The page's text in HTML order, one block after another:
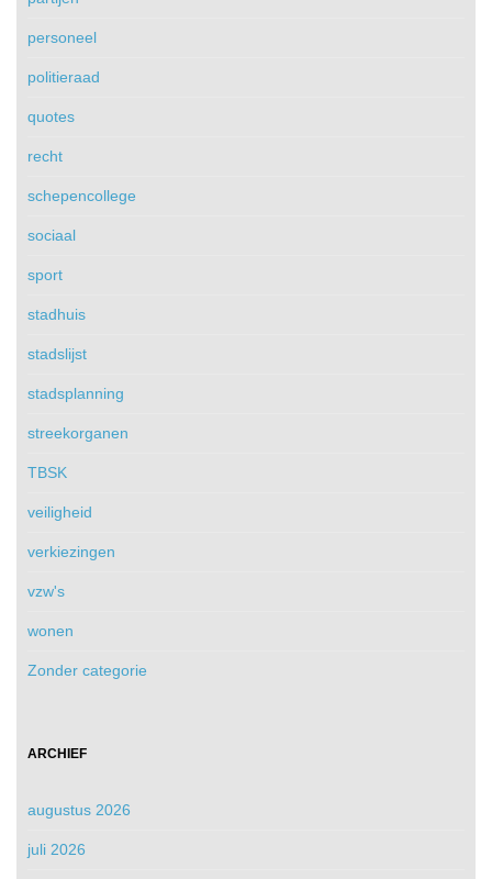
personeel
politieraad
quotes
recht
schepencollege
sociaal
sport
stadhuis
stadslijst
stadsplanning
streekorganen
TBSK
veiligheid
verkiezingen
vzw's
wonen
Zonder categorie
ARCHIEF
augustus 2026
juli 2026